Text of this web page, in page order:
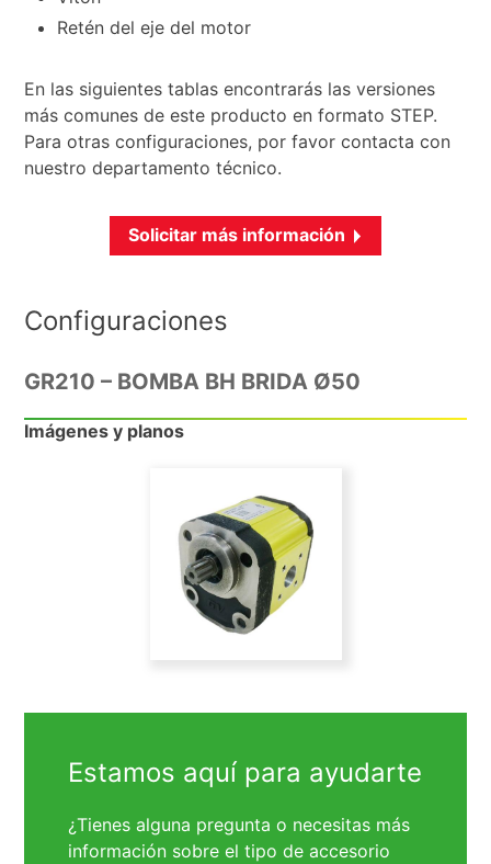
Retén del eje del motor
En las siguientes tablas encontrarás las versiones
más comunes de este producto en formato STEP.
Para otras configuraciones, por favor contacta con
nuestro departamento técnico.
Solicitar más información
Configuraciones
GR210 – BOMBA BH BRIDA Ø50
Imágenes y planos
Estamos aquí para ayudarte
¿Tienes alguna pregunta o necesitas más
información sobre el tipo de accesorio